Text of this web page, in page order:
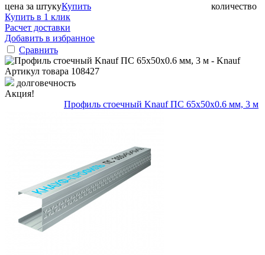
цена за штуку количество
Купить
Купить в 1 клик
Расчет доставки
Добавить в избранное
Сравнить
Артикул товара 108427
долговечность
Акция!
Профиль стоечный Knauf ПС 65х50х0.6 мм, 3 м